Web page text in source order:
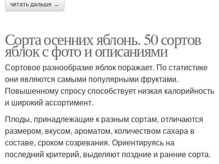
читать дальше →
Сорта осенних яблонь. 50 сортов
яблок с фото и описаниями
Сортовое разнообразие яблок поражает. По статистике
они являются самыми популярными фруктами.
Повышенному спросу способствует низкая калорийность
и широкий ассортимент.
Плоды, принадлежащие к разным сортам, отличаются
размером, вкусом, ароматом, количеством сахара в
составе, сроком созревания. Ориентируясь на
последний критерий, выделяют поздние и ранние сорта.